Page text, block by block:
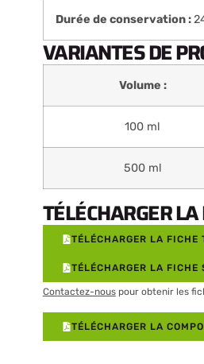
Durée de conservation :
VARIANTES DE
Volume :
100 ml
500 ml
TÉLÉCHARGER
TÉLÉCHARGER LA FICHE
TÉLÉCHARGER LA FICHE
Contactez-nouspour obtenir les
TÉLÉCHARGER LA